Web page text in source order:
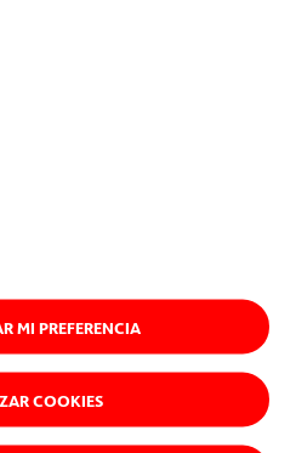
MI PREFERENCIA
COOKIES